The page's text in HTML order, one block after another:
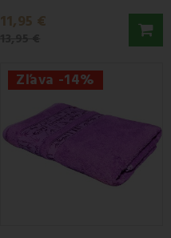
11,95 €
Zľava -14%